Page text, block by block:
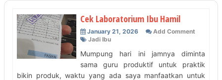
Cek Laboratorium Ibu Hamil
January 21, 2026
Add Comment
Jadi Ibu
Mumpung hari ini jamnya diminta
sama guru produktif untuk praktik
bikin produk, waktu yang ada saya manfaatkan untuk